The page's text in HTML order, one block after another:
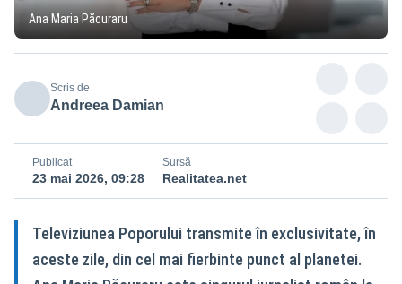
Ana Maria Păcuraru
Scris de
Andreea Damian
Publicat
23 mai 2026, 09:28
Sursă
Realitatea.net
Televiziunea Poporului transmite în exclusivitate, în
aceste zile, din cel mai fierbinte punct al planetei.